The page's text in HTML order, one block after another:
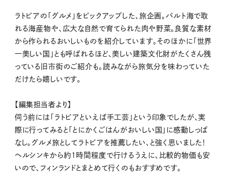
ラトビアの「グルメ」をピックアップした、旅企画。バルト海で取
れる海産物や、広大な自然で育てられた肉や野菜。良質な素材
から作られるおいしいものを紹介しています。そのほかに「世界
一美しい国」とも呼ばれるほど、美しい建築文化財がたくさん残
っている旧市街のご紹介も。読みながら旅気分を味わっていた
だけたら嬉しいです。
【編集担当者より】
伺う前には「ラトビアといえば手工芸」という印象でしたが、実
際に行ってみると「とにかくごはんがおいしい国」に感動しっぱ
なし。グルメ旅としてラトビアを推薦したい、と強く思いました！
ヘルシンキから約１時間程度で行けるうえに、比較的物価も安
いので、フィンランドとまとめて行くのもおすすめです。